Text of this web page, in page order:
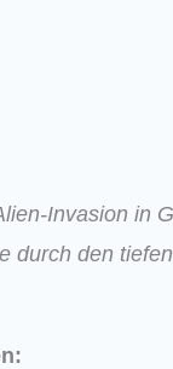
Invasion in
durch den